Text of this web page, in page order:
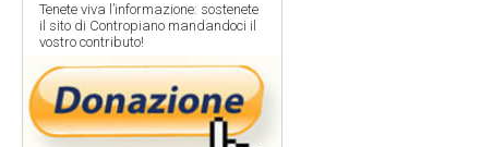
Tenete viva l’informazione: sostenete
il sito di Contropiano mandandoci il
vostro contributo!